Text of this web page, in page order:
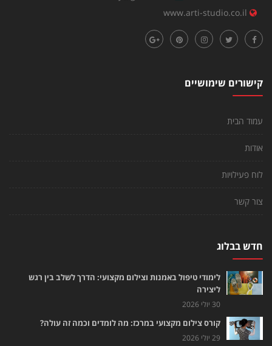
www.arti-studio.co.il
קישורים שימושיים
עמוד הבית
אודות
לוח פעילויות
צור קשר
חדש בבלוג
לימודי טיפול באמנות וצילום מקצועי: הדרך לשלב בין רגש
ליצירה
30 יולי 2026
קורס צילום מקצועי במרכז: מה לומדים וכמה זה עולה?
29 יולי 2026